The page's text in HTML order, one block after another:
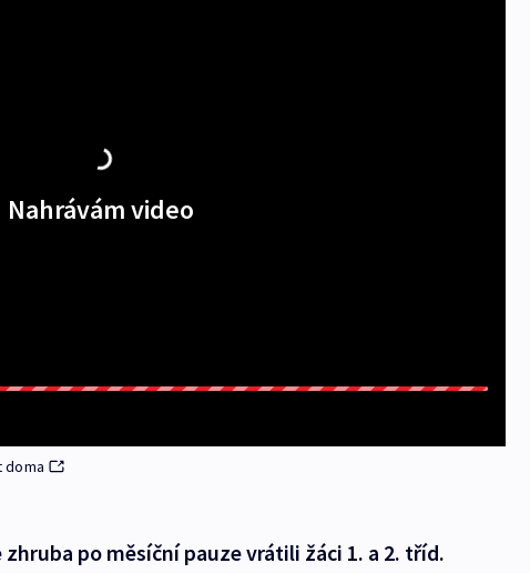
Nahrávám video
doma
zhruba po měsíční pauze vrátili žáci 1. a 2. tříd.